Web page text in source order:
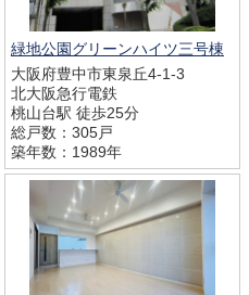
緑地公園グリーンハイツ三号棟
大阪府豊中市東泉丘4-1-3
北大阪急行電鉄
桃山台駅 徒歩25分
総戸数：305戸
築年数：1989年